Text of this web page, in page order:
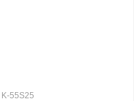
K-55S25